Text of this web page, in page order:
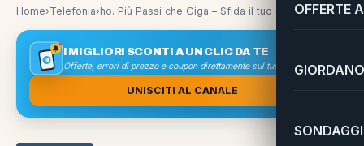
OFFERTE
Home›Telefonia› ho. Più Passi che Giga – Sfida il tuo consumo mensile di Giga
I MIGLIORI SCONTI A UN CLIC DA TE
Offerte, errori di prezzo e coupon direttamente sul tuo smartphone
UNISCITI AL CANALE